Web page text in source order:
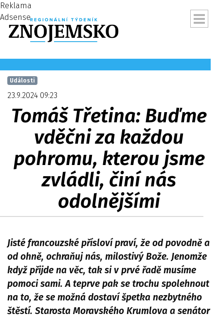
Reklama
Adsense
Události
23.9.2024 09:23
Tomáš Třetina: Buďme
vděčni za každou
pohromu, kterou jsme
zvládli, činí nás
odolnějšími
Jisté francouzské přísloví praví, že od povodně a
od ohně, ochraňuj nás, milostivý Bože. Jenomže
když přijde na věc, tak si v prvé řadě musíme
pomoci sami. A teprve pak se trochu spolehnout
na to, že se možná dostaví špetka nezbytného
štěstí. Starosta Moravského Krumlova a senátor